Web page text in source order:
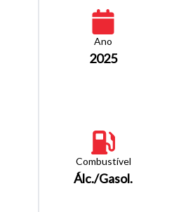
Ano
2025
Combustível
Álc./Gasol.